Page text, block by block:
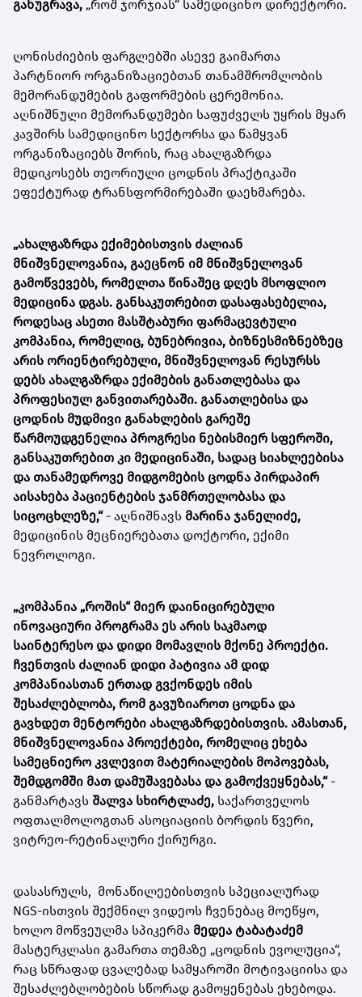
განუგრავა, „როშ ჯორჯიას“ სამედიცინო დირექტორი.
ღონისძიების ფარგლებში ასევე გაიმართა
პარტნიორ ორგანიზაციებთან თანამშრომლობის
მემორანდუმების გაფორმების ცერემონია.
აღნიშნული მემორანდუმები საფუძველს უყრის მყარ
კავშირს სამედიცინო სექტორსა და წამყვან
ორგანიზაციებს შორის, რაც ახალგაზრდა
მედიკოსებს თეორიული ცოდნის პრაქტიკაში
ეფექტურად ტრანსფორმირებაში დაეხმარება.
„ახალგაზრდა ექიმებისთვის ძალიან
მნიშვნელოვანია, გაეცნონ იმ მნიშვნელოვან
გამოწვევებს, რომელთა წინაშეც დღეს მსოფლიო
მედიცინა დგას. განსაკუთრებით დასაფასებელია,
როდესაც ასეთი მასშტაბური ფარმაცევტული
კომპანია, რომელიც, ბუნებრივია, ბიზნესმიზნებზეც
არის ორიენტირებული, მნიშვნელოვან რესურსს
დებს ახალგაზრდა ექიმების განათლებასა და
პროფესიულ განვითარებაში. განათლებისა და
ცოდნის მუდმივი განახლების გარეშე
წარმოუდგენელია პროგრესი ნებისმიერ სფეროში,
განსაკუთრებით კი მედიცინაში, სადაც სიახლეებისა
და თანამედროვე მიდგომების ცოდნა პირდაპირ
აისახება პაციენტების ჯანმრთელობასა და
სიცოცხლეზე,“ - აღნიშნავს მარინა ჯანელიძე,
მედიცინის მეცნიერებათა დოქტორი, ექიმი
ნევროლოგი.
„კომპანია „როშის“ მიერ დაინიცირებული
ინოვაციური პროგრამა ეს არის საკმაოდ
საინტერესო და დიდი მომავლის მქონე პროექტი.
ჩვენთვის ძალიან დიდი პატივია ამ დიდ
კომპანიასთან ერთად გვქონდეს იმის
შესაძლებლობა, რომ გავუზიაროთ ცოდნა და
გავხდეთ მენტორები ახალგაზრდებისთვის. ამასთან,
მნიშვნელოვანია პროექტები, რომელიც ეხება
სამეცნიერო კვლევით მატერიალების მოპოვებას,
შემდგომში მათ დამუშავებასა და გამოქვეყნებას,“-
განმარტავს შალვა სხირტლაძე, საქართველოს
ოფთალმოლოგთან ასოციაციის ბორდის წვერი,
ვიტრეო-რეტინალური ქირურგი.
დასასრულს, მონაწილეებისთვის სპეციალურად
NGS-ისთვის შექმნილ ვიდეოს ჩვენებაც მოეწყო,
ხოლო მოწვეულმა სპიკერმა მედეა ტაბატაძემ
მასტერკლასი გამართა თემაზე „ცოდნის ევოლუცია“,
რაც სწრაფად ცვალებად სამყაროში მოტივაციისა და
შესაძლებლობების სწორად გამოყენებას ეხებოდა.